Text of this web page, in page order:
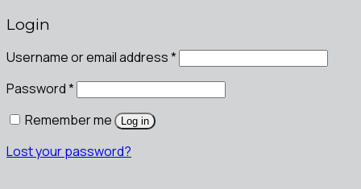
Login
Username or email address*
Password*
Remember me
Log in
Lost your password?